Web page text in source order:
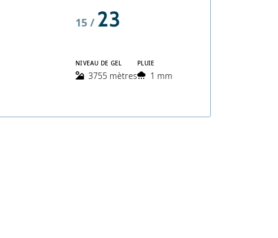
15 / 23
NIVEAU DE GEL
3755 mètres
PLUIE
1 mm